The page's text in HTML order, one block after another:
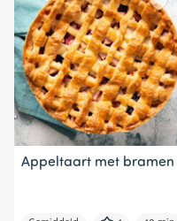
Appeltaart met bramen